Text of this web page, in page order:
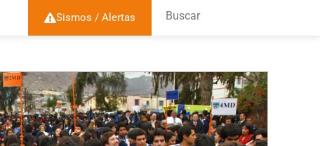
Sismos / Alertas Buscar